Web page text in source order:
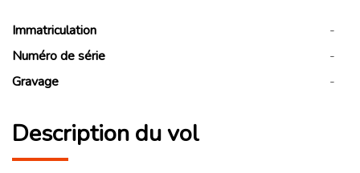
Immatriculation
-
Numéro de série
-
Gravage
-
Description du vol